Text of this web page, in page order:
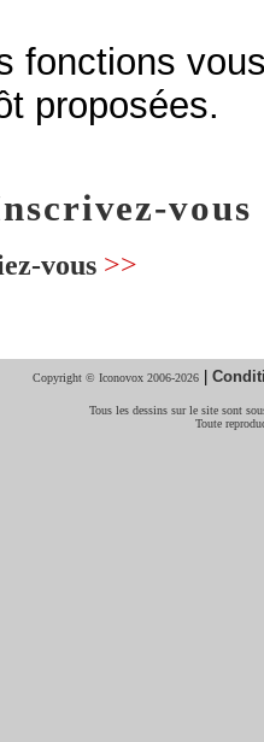
fonctions
proposées.
vous
vous >>
Copyright © Iconovox 2006-2026 |
Tous les dessins sur le site sont
Toute